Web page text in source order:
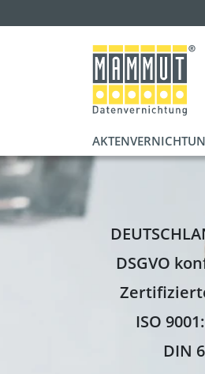
DSGVO
ISO
DIN